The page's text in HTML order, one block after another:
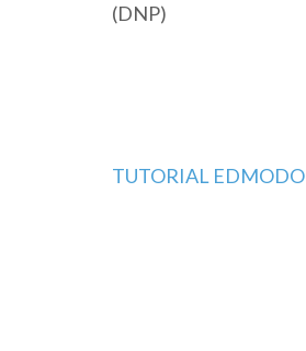
(DNP)
Navigasi
TUTORIAL EDMODO